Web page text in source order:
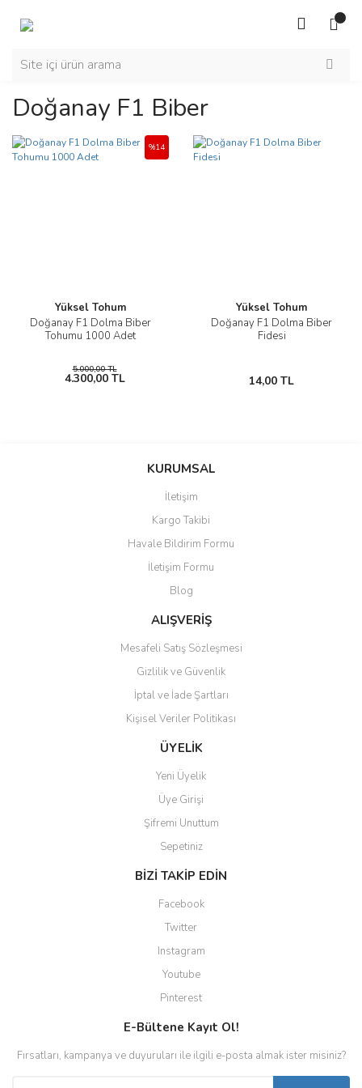
Doğanay F1 Biber
Yüksel Tohum
Doğanay F1 Dolma Biber
Tohumu 1000 Adet
%14
5.000,00 TL
4.300,00 TL
Yüksel Tohum
Doğanay F1 Dolma Biber
Fidesi
14,00 TL
KURUMSAL
İletişim
Kargo Takibi
Havale Bildirim Formu
İletişim Formu
Blog
ALIŞVERİŞ
Mesafeli Satış Sözleşmesi
Gizlilik ve Güvenlik
İptal ve İade Şartları
Kişisel Veriler Politikası
ÜYELİK
Yeni Üyelik
Üye Girişi
Şifremi Unuttum
Sepetiniz
BİZİ TAKİP EDİN
Facebook
Twitter
Instagram
Youtube
Pinterest
E-Bültene Kayıt Ol!
Fırsatları, kampanya ve duyuruları ile ilgili e-posta almak ister misiniz?